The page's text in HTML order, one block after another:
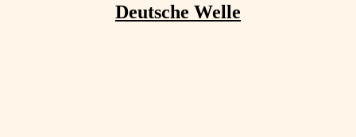
Deutsche Welle